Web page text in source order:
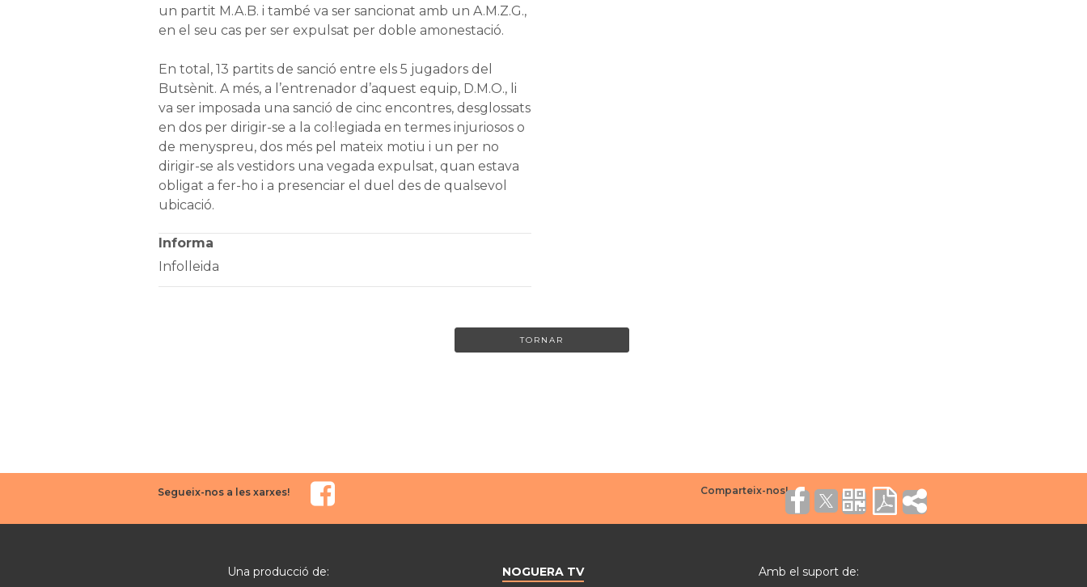
un partit M.A.B. i també va ser sancionat amb un A.M.Z.G.,
en el seu cas per ser expulsat per doble amonestació.
En total, 13 partits de sanció entre els 5 jugadors del
Butsènit. A més, a l’entrenador d’aquest equip, D.M.O., li
va ser imposada una sanció de cinc encontres, desglossats
en dos per dirigir-se a la col·legiada en termes injuriosos o
de menyspreu, dos més pel mateix motiu i un per no
dirigir-se als vestidors una vegada expulsat, quan estava
obligat a fer-ho i a presenciar el duel des de qualsevol
ubicació.
Informa
Infolleida
TORNAR
Segueix-nos a les xarxes!
Una producció de: NOGUERA TV Amb el suport de: